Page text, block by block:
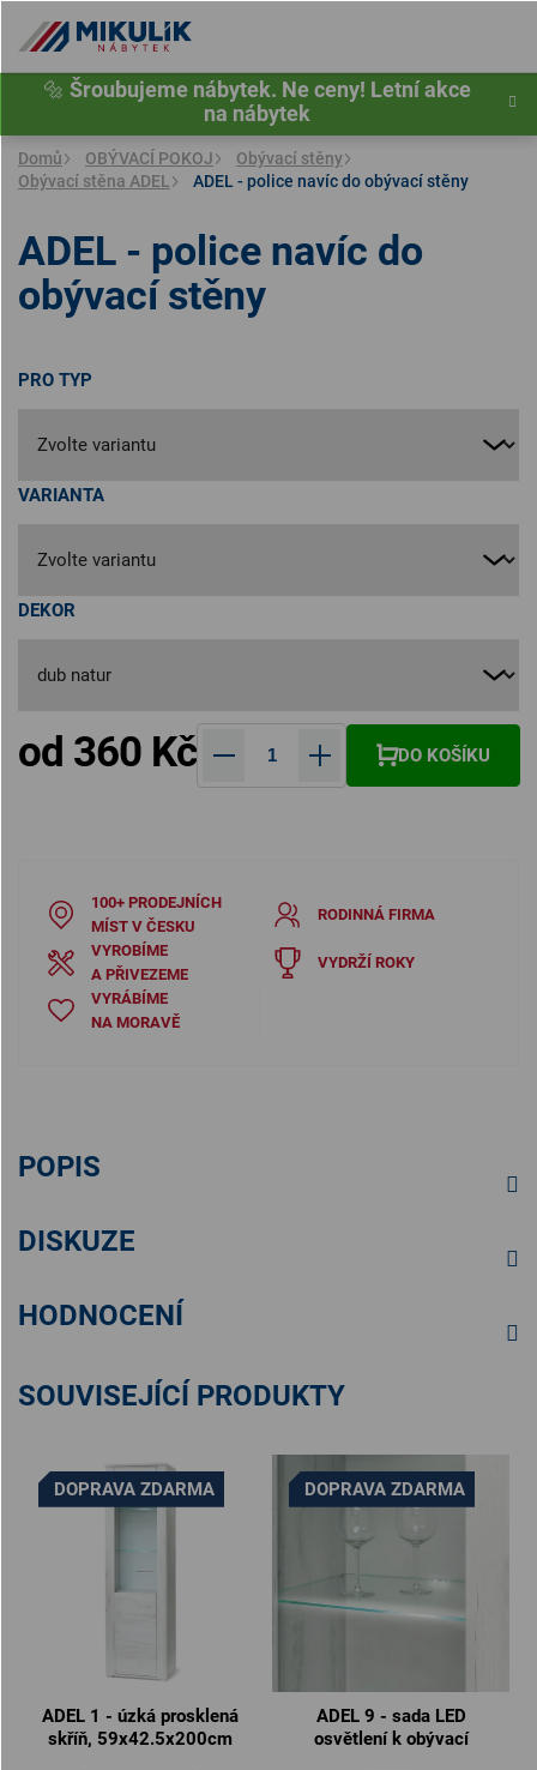
obsah
🔩 Šroubujeme nábytek. Ne ceny! Letní akce
na nábytek
Domů OBÝVACÍ POKOJ
Obývací stěny
Obývací stěna ADEL
ADEL - police navíc do obývací stěny
PRO TYP
VARIANTA
DEKOR
od 360 Kč DO KOŠÍKU
ADEL - police navíc do
obývací stěny
100+ PRODEJNÍCH
MÍST V ČESKU
RODINNÁ FIRMA
VYROBÍME
A PŘIVEZEME
VYDRŽÍ ROKY
VYRÁBÍME
NA MORAVĚ
POPIS
DISKUZE
HODNOCENÍ
SOUVISEJÍCÍ PRODUKTY
DOPRAVA ZDARMA
ADEL 1 - úzká prosklená
skříň, 59x42.5x200cm
DOPRAVA ZDARMA
ADEL 9 - sada LED
osvětlení k obývací